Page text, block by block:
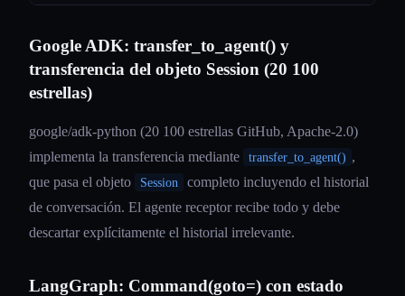
Google ADK: transfer_to_agent() y
transferencia del objeto Session (20 100
estrellas)
google/adk-python (20 100 estrellas GitHub, Apache-2.0)
implementa la transferencia mediante
transfer_to_agent() ,
que pasa el objeto
Session
completo incluyendo el historial
de conversación. El agente receptor recibe todo y debe
descartar explícitamente el historial irrelevante.
LangGraph: Command(goto=) con estado